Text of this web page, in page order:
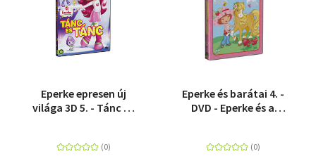
Eperke epresen új
világa 3D 5. - Tánc és
Eperke és barátai 4. -
DVD - Eperke és a